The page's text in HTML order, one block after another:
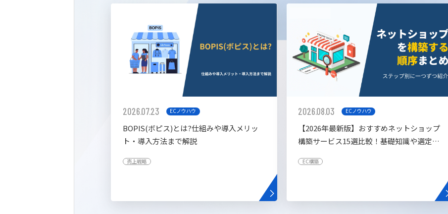
2026.07.23 ECノウハウ
BOPIS(ボピス)とは?仕組みや導入メリッ
ト・導入方法まで解説
売上戦略
2026.08.03 ECノウハウ
【2026年最新版】おすすめネットショップ
構築サービス15選比較！基礎知識や選定基
EC構築